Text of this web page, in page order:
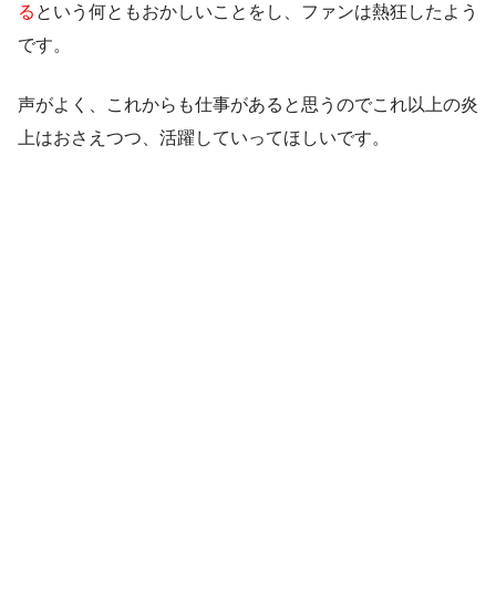
る という何ともおかしいことをし、ファンは熱狂したよう
です。
声がよく、これからも仕事があると思うのでこれ以上の炎
上はおさえつつ、活躍していってほしいです。